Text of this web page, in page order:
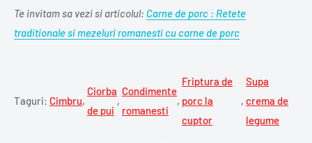
Te invitam sa vezi si articolul: Carne de porc : Retete
traditionale si mezeluri romanesti cu carne de porc
Taguri: Cimbru,
Ciorba
de pui
,
Condimente
romanesti
,
Friptura de
porc la
cuptor
,
Supa
crema de
legume